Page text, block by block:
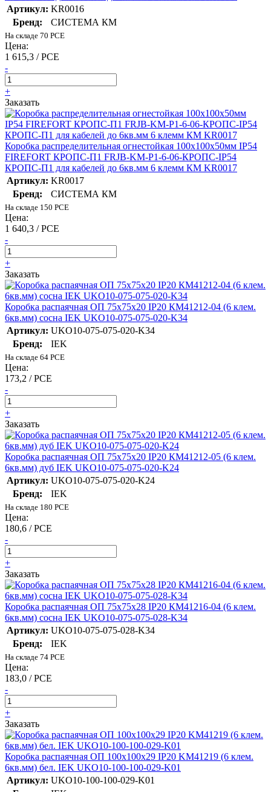
Артикул: KR0016
Бренд:
СИСТЕМА КМ
На складе 70 PCE
Цена:
1 615,3 / PCE
-
+
Заказать
Коробка распределительная огнестойкая 100х100х50мм IP54
FIREFORT КРОПС-П1 FRJB-KM-P1-6-06-КРОПС-IP54
КРОПС-П1 для кабелей до 6кв.мм 6 клемм КМ KR0017
Артикул: KR0017
Бренд:
СИСТЕМА КМ
На складе 150 PCE
Цена:
1 640,3 / PCE
-
+
Заказать
Коробка распаячная ОП 75х75х20 IP20 КМ41212-04 (6 клем.
6кв.мм) сосна IEK UKO10-075-075-020-K34
Артикул: UKO10-075-075-020-K34
Бренд:
IEK
На складе 64 PCE
Цена:
173,2 / PCE
-
+
Заказать
Коробка распаячная ОП 75х75х20 IP20 КМ41212-05 (6 клем.
6кв.мм) дуб IEK UKO10-075-075-020-K24
Артикул: UKO10-075-075-020-K24
Бренд:
IEK
На складе 180 PCE
Цена:
180,6 / PCE
-
+
Заказать
Коробка распаячная ОП 75х75х28 IP20 КМ41216-04 (6 клем.
6кв.мм) сосна IEK UKO10-075-075-028-K34
Артикул: UKO10-075-075-028-K34
Бренд:
IEK
На складе 74 PCE
Цена:
183,0 / PCE
-
+
Заказать
Коробка распаячная ОП 100х100х29 IP20 KM41219 (6 клем.
6кв.мм) бел. IEK UKO10-100-100-029-K01
Артикул: UKO10-100-100-029-K01